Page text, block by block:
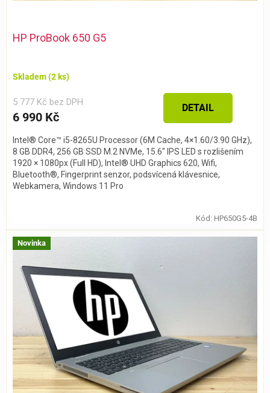
HP ProBook 650 G5
Skladem(2 ks)
5 777 Kč bez DPH
6 990 Kč
DETAIL
Intel® Core™ i5-8265U Processor (6M Cache, 4×1.60/3.90 GHz),
8 GB DDR4, 256 GB SSD M.2 NVMe, 15.6″ IPS LED s rozlišením
1920 × 1080px (Full HD), Intel® UHD Graphics 620, Wifi,
Bluetooth®, Fingerprint senzor, podsvícená klávesnice,
Webkamera, Windows 11 Pro
Kód: HP650G5-4B
Novinka